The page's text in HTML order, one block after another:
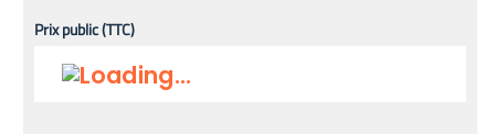
Prix public (TTC)